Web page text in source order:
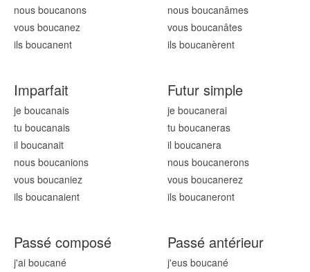
nous boucanons
vous boucanez
ils boucanent
nous boucanâmes
vous boucanâtes
ils boucanèrent
Imparfait
je boucanais
tu boucanais
il boucanait
nous boucanions
vous boucaniez
ils boucanaient
Futur simple
je boucanerai
tu boucaneras
il boucanera
nous boucanerons
vous boucanerez
ils boucaneront
Passé composé
j'ai boucané
Passé antérieur
j'eus boucané